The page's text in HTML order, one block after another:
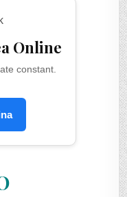
Online
constant.